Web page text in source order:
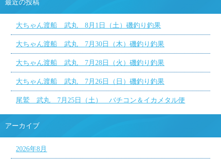
最近の投稿
大ちゃん渡船 武丸 8月1日（土）磯釣り釣果
大ちゃん渡船 武丸 7月30日（木）磯釣り釣果
大ちゃん渡船 武丸 7月28日（火）磯釣り釣果
大ちゃん渡船 武丸 7月26日（日）磯釣り釣果
尾鷲 武丸 7月25日（土） バチコン＆イカメタル便
アーカイブ
2026年8月